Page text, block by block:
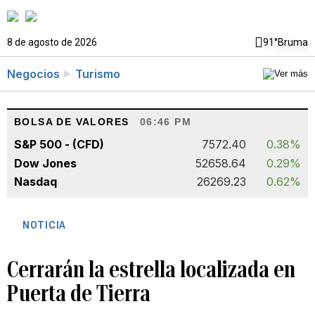
8 de agosto de 2026 91°Bruma
Negocios Turismo
BOLSA DE VALORES 06:46 PM
S&P 500 - (CFD) 7572.40
0.38%
Dow Jones
52658.64
0.29%
Nasdaq
26269.23 0.62%
NOTICIA
Cerrarán la estrella localizada en
Puerta de Tierra